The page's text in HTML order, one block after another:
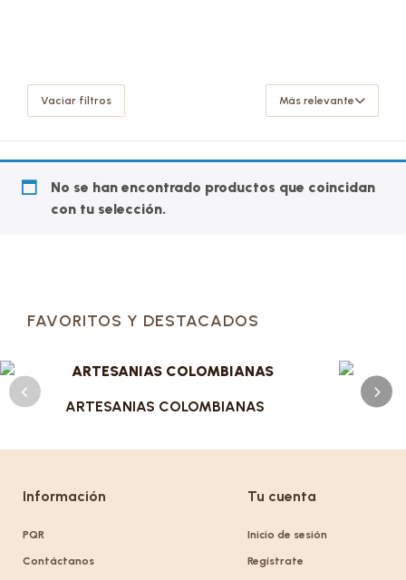
Vaciar filtros Más relevante
No se han encontrado productos que coincidan
con tu selección.
FAVORITOS Y DESTACADOS
ARTESANIAS COLOMBIANAS
Información
PQR
Contáctanos
Tu cuenta
Inicio de sesión
Regístrate